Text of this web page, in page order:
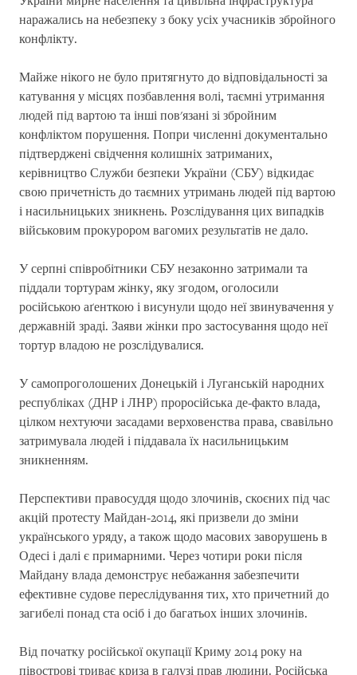
наражались на небезпеку з боку усіх учасників збройного
конфлікту.
Майже нікого не було притягнуто до відповідальності за
катування у місцях позбавлення волі, таємні утримання
людей під вартою та інші пов'язані зі збройним
конфліктом порушення. Попри численні документально
підтверджені свідчення колишніх затриманих,
керівництво Служби безпеки України (СБУ) відкидає
свою причетність до таємних утримань людей під вартою
і насильницьких зникнень. Розслідування цих випадків
військовим прокурором вагомих результатів не дало.
У серпні співробітники СБУ незаконно затримали та
піддали тортурам жінку, яку згодом, оголосили
російською аґенткою і висунули щодо неї звинувачення у
державній зраді. Заяви жінки про застосування щодо неї
тортур владою не розслідувалися.
У самопроголошених Донецькій і Луганській народних
республіках (ДНР і ЛНР) проросійська де-факто влада,
цілком нехтуючи засадами верховенства права, свавільно
затримувала людей і піддавала їх насильницьким
зникненням.
Перспективи правосуддя щодо злочинів, скоєних під час
акцій протесту Майдан-2014, які призвели до зміни
українського уряду, а також щодо масових заворушень в
Одесі і далі є примарними. Через чотири роки після
Майдану влада демонструє небажання забезпечити
ефективне судове переслідування тих, хто причетний до
загибелі понад ста осіб і до багатьох інших злочинів.
Від початку російської окупації Криму 2014 року на
півострові триває криза в галузі прав людини. Російська